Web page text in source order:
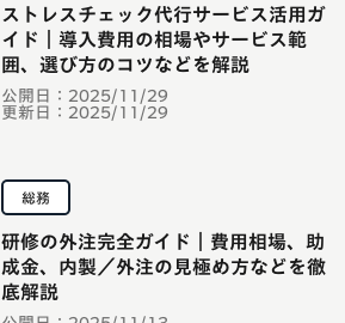
公開日： 2025/11/29
更新日： 2025/11/29
ストレスチェック代行サービス活用ガ
イド｜導入費用の相場やサービス範
囲、選び方のコツなどを解説
総務
研修の外注完全ガイド｜費用相場、助
成金、内製／外注の見極め方などを徹
底解説